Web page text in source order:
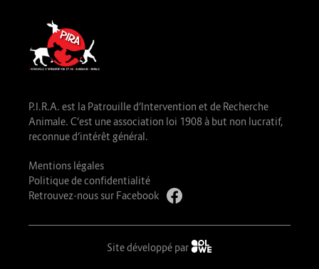
P.I.R.A. est la Patrouille d’Intervention et de Recherche
Animale. C’est une association loi 1908 à but non lucratif,
reconnue d’intérêt général.
Mentions légales
Politique de confidentialité
Retrouvez-nous sur Facebook
Site développé par